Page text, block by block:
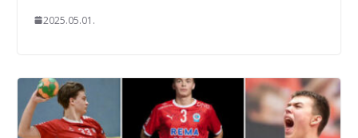
2025.05.01.